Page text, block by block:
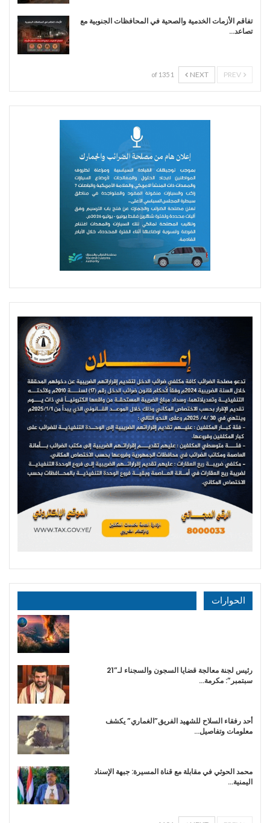
تفاقم الأزمات الخدمية والصحية في المحافظات الجنوبية مع
تصاعد…
NEXT
1 of 135
الحوارات
رئيس لجنة معالجة قضايا السجون والسجناء لـ”21
سبتمبر”: مكرمة…
أحد رفقاء السلاح للشهيد الفريق”الغماري” يكشف
معلومات وتفاصيل…
محمد الحوثي في مقابلة مع قناة المسيرة: جبهة الإسناد
اليمنية…